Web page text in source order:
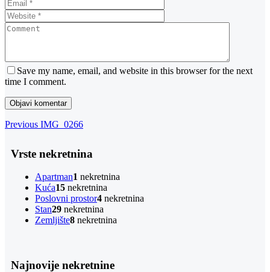
Save my name, email, and website in this browser for the next
time I comment.
Navigacija
Previous
Previous IMG_0266
Vrste nekretnina
Apartman1 nekretnina
Kuća15 nekretnina
Poslovni prostor4 nekretnina
Stan29 nekretnina
Zemljište8 nekretnina
Najnovije nekretnine